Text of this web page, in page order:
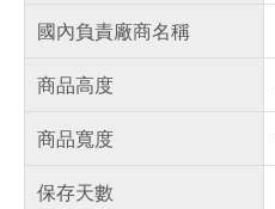
國內負責廠商名稱
商品高度
商品寬度
保存天數